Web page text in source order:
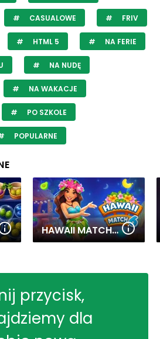
CASUALOWE FRIV
HTML 5 NA FERIE
NA NUDĘ
NA WAKACJE
PO SZKOLE
POPULARNE
HAWAII MATCH 6
przycisk,
dla